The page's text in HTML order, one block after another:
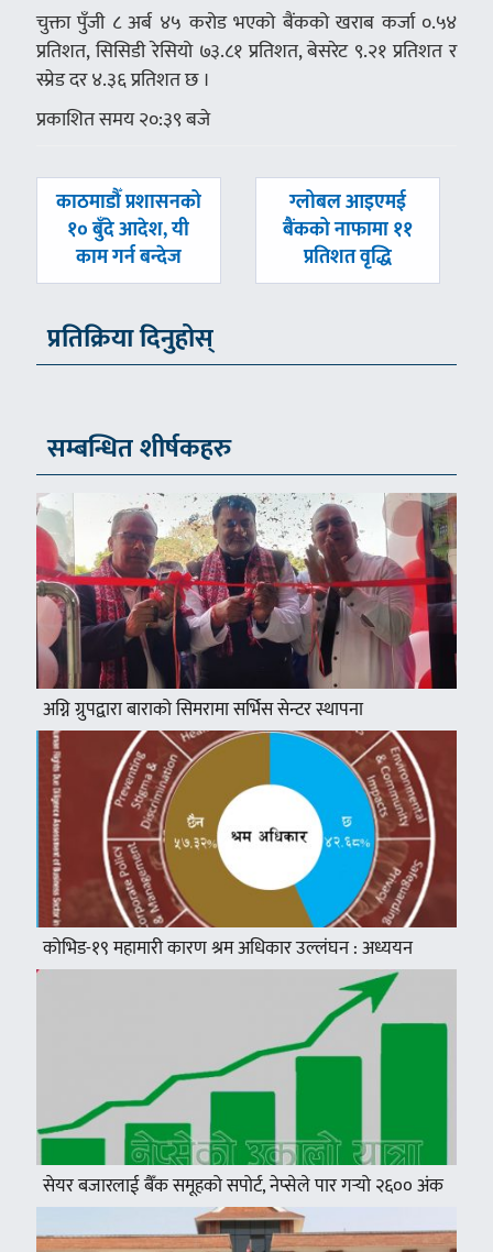
चुक्ता पुँजी ८ अर्ब ४५ करोड भएको बैंकको खराब कर्जा ०.५४
प्रतिशत, सिसिडी रेसियो ७३.८१ प्रतिशत, बेसरेट ९.२१ प्रतिशत र
स्प्रेड दर ४.३६ प्रतिशत छ ।
प्रकाशित समय २०:३९ बजे
पछिल्लाे
काठमाडौँ प्रशासनको
१० बुँदे आदेश, यी
काम गर्न बन्देज
अघिल्लाे
-
ग्लोबल आइएमई
बैंकको नाफामा ११
प्रतिशत वृद्धि
प्रतिक्रिया दिनुहोस्
सम्बन्धित शीर्षकहरु
अग्नि ग्रुपद्वारा बाराको सिमरामा सर्भिस सेन्टर स्थापना
कोभिड-१९ महामारी कारण श्रम अधिकार उल्लंघन : अध्ययन
सेयर बजारलाई बैँक समूहको सपोर्ट, नेप्सेले पार गर्‍यो २६०० अंक